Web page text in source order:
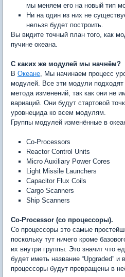
мы меняем его на новый тип
Ни на один из них не
нельзя будет построить.
Вы видите точный план того, как
пучине океана.
С каких же модулей мы начнём?
В Океане , Мы начинаем процесс
модулей. Все эти модули подходят
метода изменений, так как они не
вариаций. Они будут стартовой
уровнецида ко всем модулям.
Группы модулей изменённые в
Co-Processors
Reactor Control Units
Micro Auxiliary Power Cores
Light Missile Launchers
Capacitor Flux Coils
Cargo Scanners
Ship Scanners
Co-Processor (со процессоры).
Со процессоры это самые
поскольку тут ничего кроме
их внутри группы. Это значит что
будет иметь название “Upgraded”
процессоры будут превращены в